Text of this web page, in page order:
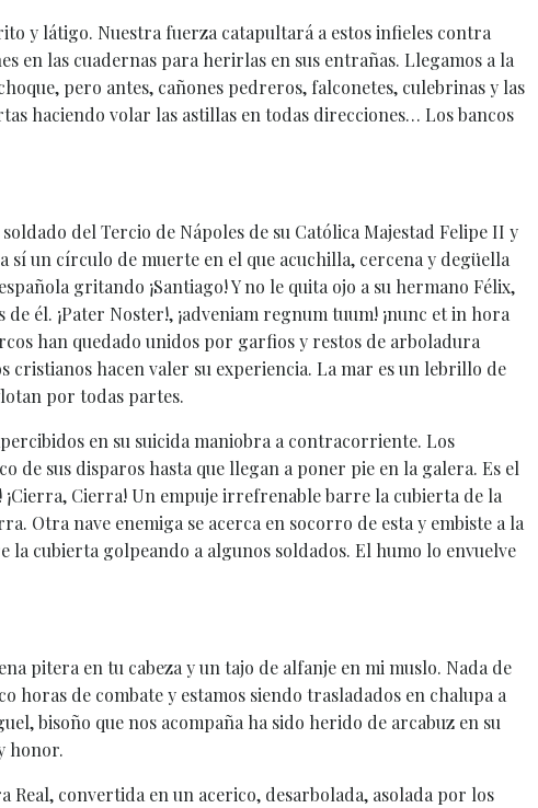
y látigo. Nuestra fuerza catapultará a estos infieles contra
en las cuadernas para herirlas en sus entrañas. Llegamos a la
pero antes, cañones pedreros, falconetes, culebrinas y las
haciendo volar las astillas en todas direcciones… Los bancos
del Tercio de Nápoles de su Católica Majestad Felipe II y
sí un círculo de muerte en el que acuchilla, cercena y degüella
gritando ¡Santiago! Y no le quita ojo a su hermano Félix,
él. ¡Pater Noster!, ¡adveniam regnum tuum! ¡nunc et in hora
han quedado unidos por garfios y restos de arboladura
cristianos hacen valer su experiencia. La mar es un lebrillo de
por todas partes.
en su suicida maniobra a contracorriente. Los
de sus disparos hasta que llegan a poner pie en la galera. Es el
Cierra! Un empuje irrefrenable barre la cubierta de la
Otra nave enemiga se acerca en socorro de esta y embiste a la
la cubierta golpeando a algunos soldados. El humo lo envuelve
pitera en tu cabeza y un tajo de alfanje en mi muslo. Nada de
horas de combate y estamos siendo trasladados en chalupa a
bisoño que nos acompaña ha sido herido de arcabuz en su
honor.
Real, convertida en un acerico, desarbolada, asolada por los